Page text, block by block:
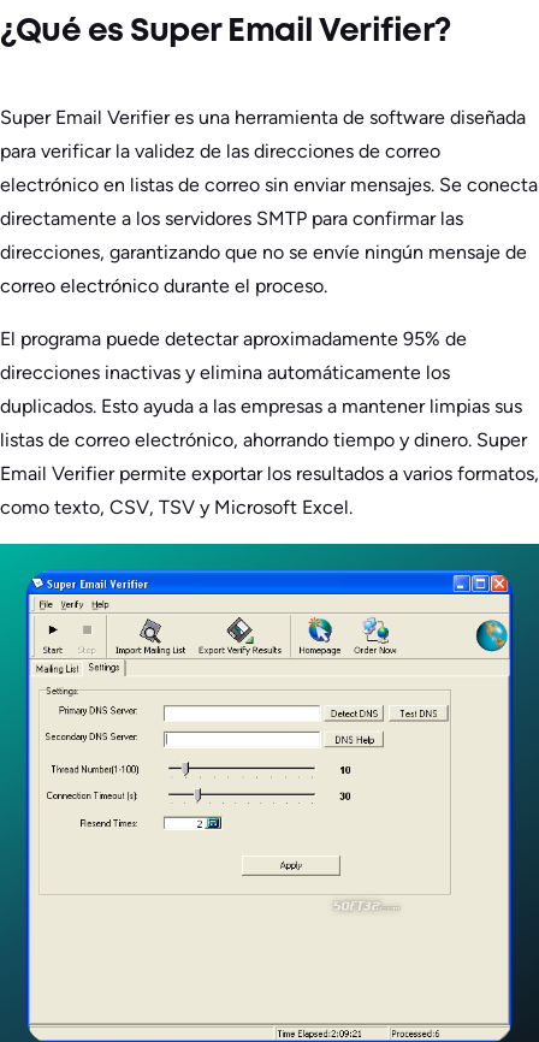
¿Qué es Super Email Verifier?
Super Email Verifier es una herramienta de software diseñada
para verificar la validez de las direcciones de correo
electrónico en listas de correo sin enviar mensajes. Se conecta
directamente a los servidores SMTP para confirmar las
direcciones, garantizando que no se envíe ningún mensaje de
correo electrónico durante el proceso.
El programa puede detectar aproximadamente 95% de
direcciones inactivas y elimina automáticamente los
duplicados. Esto ayuda a las empresas a mantener limpias sus
listas de correo electrónico, ahorrando tiempo y dinero. Super
Email Verifier permite exportar los resultados a varios formatos,
como texto, CSV, TSV y Microsoft Excel.